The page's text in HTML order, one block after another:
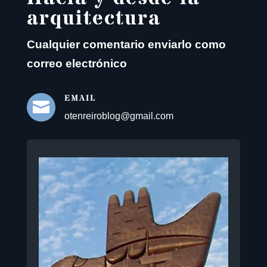
arquitectura
Cualquier comentario enviarlo como
correo electrónico

EMAIL
otenreiroblog@gmail.com